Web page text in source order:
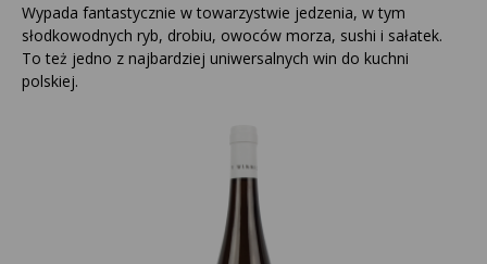
Wypada fantastycznie w towarzystwie jedzenia, w tym
słodkowodnych ryb, drobiu, owoców morza, sushi i sałatek.
To też jedno z najbardziej uniwersalnych win do kuchni
polskiej.